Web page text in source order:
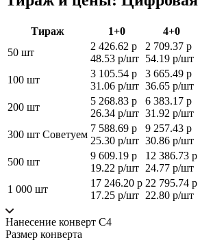
Тираж 1+0
4+0
50 шт
2 426.62 р
48.53 р/шт
2 709.37 р
54.19 р/шт
100 шт
3 105.54 р
31.06 р/шт
3 665.49 р
36.65 р/шт
200 шт
5 268.83 р
26.34 р/шт
6 383.17 р
31.92 р/шт
300 шт Советуем
7 588.69 р
25.30 р/шт
9 257.43 р
30.86 р/шт
500 шт
9 609.19 р
19.22 р/шт
12 386.73 р
24.77 р/шт
1 000 шт
17 246.20 р
17.25 р/шт
22 795.74 р
22.80 р/шт
Нанесение конверт С4
Размер конверта